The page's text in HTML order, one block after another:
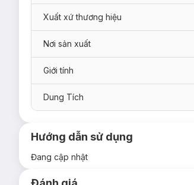
Xuất xứ thương hiệu
Nơi sản xuất
Giới tính
Dung Tích
Hướng dẫn sử dụng
Đang cập nhật